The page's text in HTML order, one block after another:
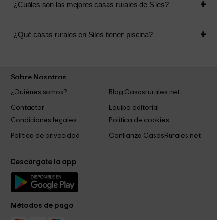
¿Cuáles son las mejores casas rurales de Siles?
¿Qué casas rurales en Siles tienen piscina?
Sobre Nosotros
¿Quiénes somos?
Blog Casasrurales.net
Contactar
Equipo editorial
Condiciones legales
Política de cookies
Política de privacidad Confianza CasasRurales.net
Descárgate la app
Métodos de pago